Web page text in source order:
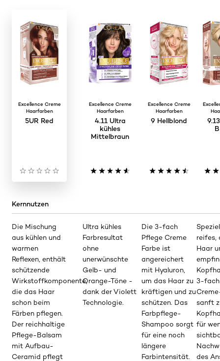
Excellence Creme
Haarfarben
5UR Red
Kernnutzen
Die Mischung
aus kühlen und
warmen
Reflexen, enthält
schützende
Wirkstoffkomponente,
die das Haar
schon beim
Färben pflegen.
Der reichhaltige
Pflege-Balsam
mit Aufbau-
Ceramid pflegt
Excellence Creme
Haarfarben
4.11 Ultra
kühles
Mittelbraun
Ultra kühles
Farbresultat
ohne
unerwünschte
Gelb- und
Orange-Töne -
dank der Violett
Technologie.
Excellence Creme
Haarfarben
9 Hellblond
Die 3-fach
Pflege Creme
Farbe ist
angereichert
mit Hyaluron,
um das Haar zu
kräftigen und zu
schützen. Das
Farbpflege-
Shampoo sorgt
für eine noch
längere
Farbintensität.
reifes,
Haar
3-
sanft
für
des